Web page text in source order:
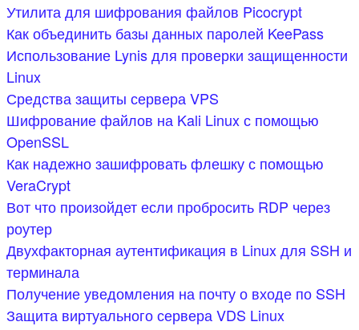
Утилита для шифрования файлов Picocrypt
Как объединить базы данных паролей KeePass
Использование Lynis для проверки защищенности
Linux
Средства защиты сервера VPS
Шифрование файлов на Kali Linux с помощью
OpenSSL
Как надежно зашифровать флешку с помощью
VeraCrypt
Вот что произойдет если пробросить RDP через
роутер
Двухфакторная аутентификация в Linux для SSH и
терминала
Получение уведомления на почту о входе по SSH
Защита виртуального сервера VDS Linux